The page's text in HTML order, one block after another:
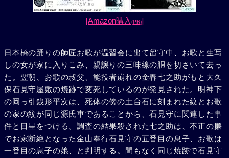
[Amazon購入 (PR)]
日本橋の踊りの師匠お歌が温習会に出て留守中、お歌と生写
しの女が家に入りこみ、親譲りの三味線の胴を切さいて去っ
た。翌朝、お歌の叔父、能役者崩れの金春七之助がもと大久
保石見守屋敷の焼跡で変死しているのが発見された。明神下
の岡っ引銭形平次は、死体の傍の土台石に刻まれた紋とお歌
の家の紋が同じ源氏車であることから、石見守に関連した事
件と目星をつける。調査の結果殺された七之助は、不正の廉
でお家断絶となった金山奉行石見守の五番目の息子、お歌は
一番目の息子の娘、と判明する。間もなく同じ焼跡で石見守